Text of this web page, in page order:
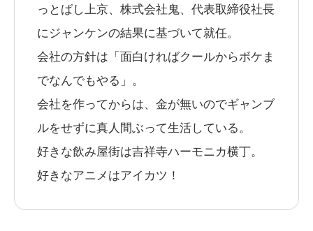
っとばし上京、株式会社鬼、代表取締役社長
にジャンケンの結果に基づいて就任。
会社の方針は「面白ければクールからボケま
でなんでもやる」。
会社を作ってからは、金が無いのでギャンブ
ルをせずに真人間ぶって生活している。
好きな飲み屋街は吉祥寺ハーモニカ横丁。
好きなアニメはアイカツ！